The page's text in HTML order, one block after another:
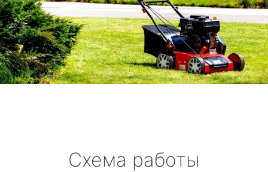
Схема работы